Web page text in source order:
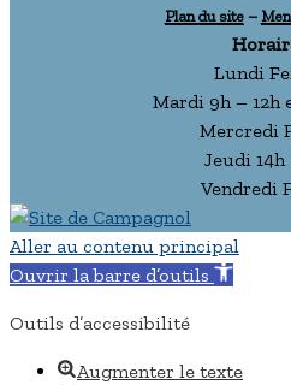
Plan du site–
Lundi
Mardi 9h – 12h
Mercredi
Jeudi 14h
Vendredi
Aller au contenu principal
Ouvrir la barre d’outils
Outils d’accessibilité
Augmenter le texte